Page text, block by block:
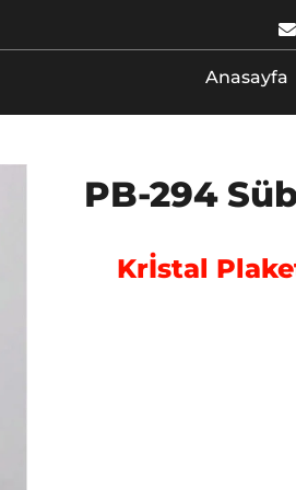
Anasayfa
PB-294
Krİstal